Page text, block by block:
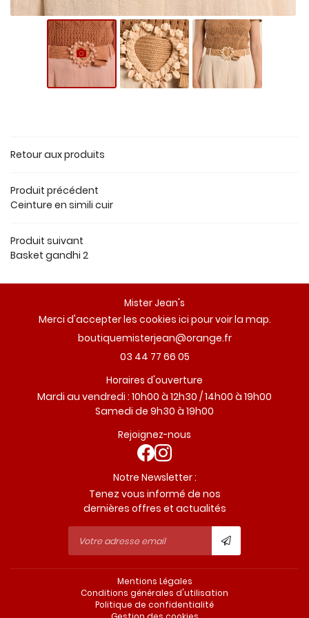
À PORTER
& ACCESSOIRES
CONTACT
Rejoignez-
Retour aux produits
Produit précédent
Ceinture en simili cuir
Produit suivant
Basket gandhi 2
Mister Jean's
Merci d'accepter les cookies ici pour voir la map.
03 44 77 66 05
Horaires d'ouverture
Mardi au vendredi : 10h00 à 12h30 / 14h00 à 19h00
Samedi de 9h30 à 19h00
Rejoignez-nous
Notre Newsletter :
Tenez vous informé de nos
dernières offres et actualités
Mentions Légales
Conditions générales d'utilisation
Politique de confidentialité